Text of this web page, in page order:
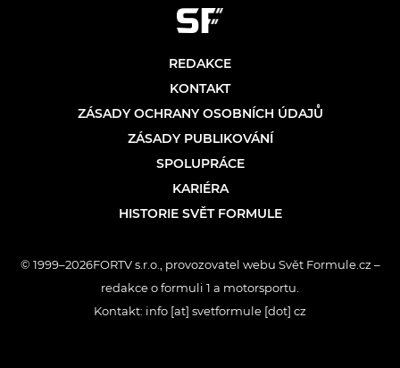
REDAKCE
KONTAKT
ZÁSADY OCHRANY OSOBNÍCH ÚDAJŮ
ZÁSADY PUBLIKOVÁNÍ
SPOLUPRÁCE
KARIÉRA
HISTORIE SVĚT FORMULE
© 1999–2026FORTV s.r.o., provozovatel webu Svět Formule.cz –
redakce o formuli 1 a motorsportu.
Kontakt: info [at] svetformule [dot] cz